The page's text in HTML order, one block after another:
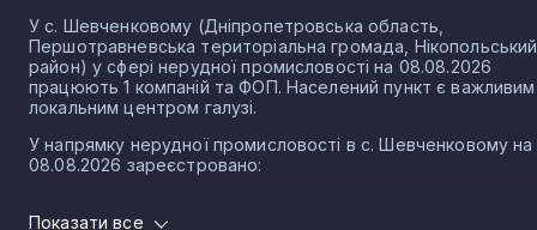
У с. Шевченковому (Дніпропетровська область,
Першотравневська територіальна громада, Нікопольський
район) у сфері нерудної промисловості на 08.08.2026
працюють 1 компаній та ФОП. Населений пункт є важливим
локальним центром галузі.
У напрямку нерудної промисловості в с. Шевченковому на
08.08.2026 зареєстровано:
Показати все